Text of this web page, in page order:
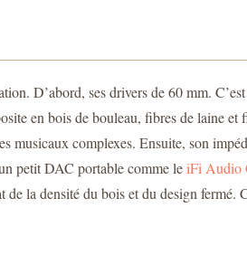
D’abord, ses drivers de 60 mm.
en bois de bouleau, fibres de laine
musicaux complexes. Ensuite, son
petit DAC portable comme leiFi Audio
la densité du bois et du design fermé.